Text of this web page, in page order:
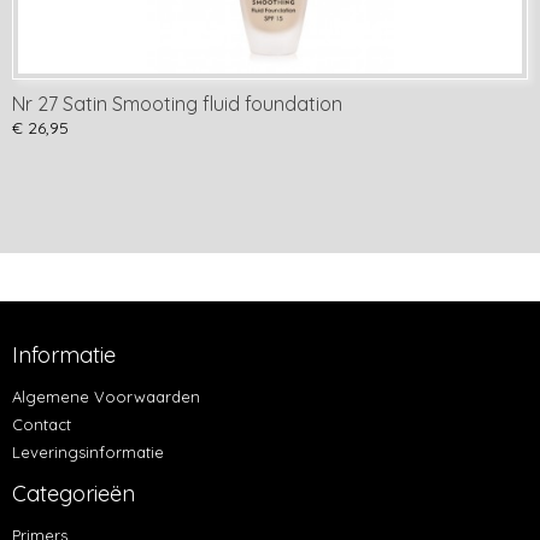
Nr 27 Satin Smooting fluid foundation
€ 26,95
Informatie
Algemene Voorwaarden
Contact
Leveringsinformatie
Categorieën
Primers